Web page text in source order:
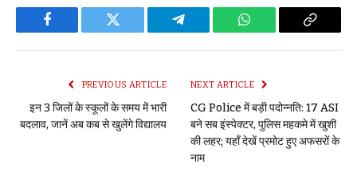
Facebook Twitter Telegram WhatsApp Copy
PREVIOUS ARTICLE
इन 3 जिलों के स्कूलों के समय में भारी
बदलाव, जानें अब कब से खुलेंगे विद्यालय
NEXT ARTICLE
CG Police में बड़ी पदोन्नति: 17 ASI
बने सब इंस्पेक्टर, पुलिस महकमे में खुशी
की लहर; यहाँ देखें प्रमोट हुए अफसरों के
नाम